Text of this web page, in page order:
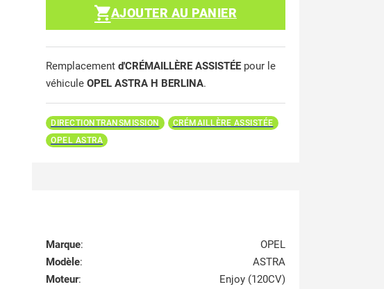
AJOUTER AU PANIER
Remplacement d'CRÉMAILLÈRE ASSISTÉE pour le
véhicule OPEL ASTRA H BERLINA.
DIRECTIONTRANSMISSION
CRÉMAILLÈRE ASSISTÉE
OPEL ASTRA
Marque:
OPEL
Modèle:
ASTRA
Moteur:
Enjoy (120CV)